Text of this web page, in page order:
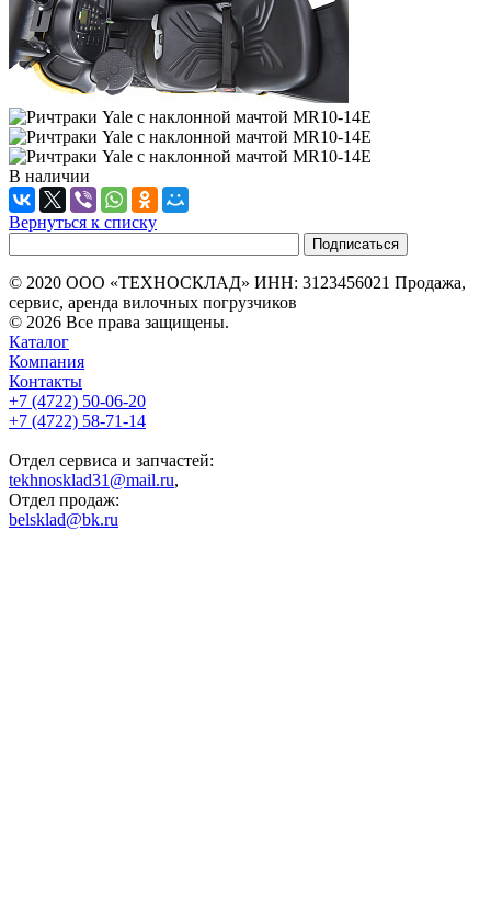
В наличии
Вернуться к списку
© 2020 ООО «ТЕХНОСКЛАД» ИНН: 3123456021 Продажа,
сервис, аренда вилочных погрузчиков
© 2026 Все права защищены.
Каталог
Компания
Контакты
+7 (4722) 50-06-20
+7 (4722) 58-71-14
Отдел сервиса и запчастей:
tekhnosklad31@mail.ru,
Отдел продаж:
belsklad@bk.ru